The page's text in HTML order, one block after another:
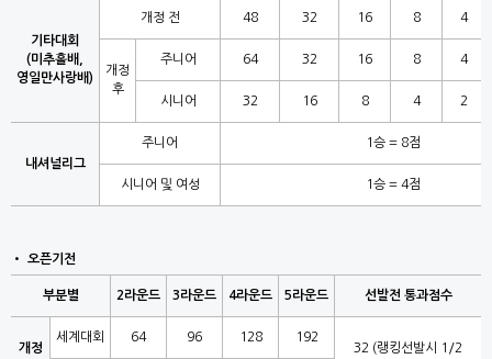
기타대회
(미추홀배,
영일만사랑배)
개정 전 48 32 16 8 4
개정
후
주니어 64 32 16 8 4
시니어 32 16 8 4 2
내셔널리그
주니어 1승 = 8점
시니어 및 여성 1승 = 4점
오픈기전
부분별 2라운드 3라운드 4라운드 5라운드 선발전 통과점수
개정
세계대회 64 96 128
192
32 (랭킹선발시 1/2